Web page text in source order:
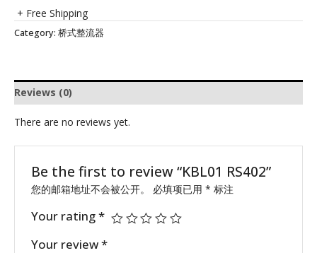
+ Free Shipping
Category: 桥式整流器
Reviews (0)
There are no reviews yet.
Be the first to review “KBL01 RS402”
您的邮箱地址不会被公开。 必填项已用* 标注
Your rating*
Your review*